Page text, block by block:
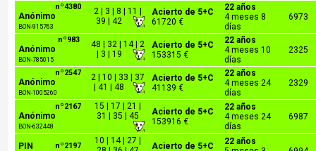
nº4380
Anónimo
BON-915763
2 | 3 | 8 | 11 |
39 | 42
Acierto de 5+C
61720 €
22 años
4 meses 8
días
6973
nº983
Anónimo
BON-785015
48 | 32 | 14 | 2
| 3 | 19
Acierto de 5+C
153315 €
22 años
4 meses 10
días
2325
nº2547
Anónimo
BON-1005260
2 | 10 | 33 | 37
| 41 | 48
Acierto de 5+C
41139 €
22 años
4 meses 24
días
2329
nº2167
Anónimo
BON-632448
15 | 17 | 21 |
31 | 35 | 45
Acierto de 5+C
153916 €
22 años
4 meses 24
días
6987
nº2197
PIN
10 | 14 | 27 |
Acierto de 5+C
22 años